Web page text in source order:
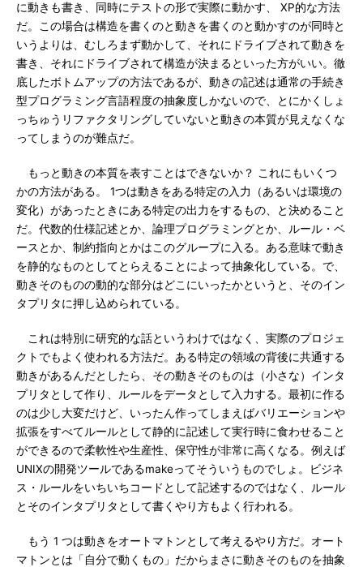
に動きも書き、同時にテストの形で実際に動かす、 XP的な方法
だ。この場合は構造を書くのと動きを書くのと動かすのが同時と
いうよりは、むしろまず動かして、それにドライブされて動きを
書き、それにドライブされて構造が決まるといった方がいい。徹
底したボトムアップの方法であるが、動きの記述は通常の手続き
型プログラミング言語程度の抽象度しかないので、とにかくしょ
っちゅうリファクタリングしていないと動きの本質が見えなくな
ってしまうのが難点だ。
もっと動きの本質を表すことはできないか？ これにもいくつ
かの方法がある。 1つは動きをある特定の入力（あるいは環境の
変化）があったときにある特定の出力をするもの、と決めること
だ。代数的仕様記述とか、論理プログラミングとか、ルール・ベ
ースとか、制約指向とかはこのグループに入る。ある意味で動き
を静的なものとしてとらえることによって抽象化している。で、
動きそのものの動的な部分はどこにいったかというと、そのイン
タプリタに押し込められている。
これは特別に研究的な話というわけではなく、実際のプロジェ
クトでもよく使われる方法だ。ある特定の領域の背後に共通する
動きがあるんだとしたら、その動きそのものは（小さな）インタ
プリタとして作り、ルールをデータとして入力する。最初に作る
のは少し大変だけど、いったん作ってしまえばバリエーションや
拡張をすべてルールとして静的に記述して実行時に食わせること
ができるので柔軟性や生産性、保守性が非常に高くなる。例えば
UNIXの開発ツールであるmakeってそういうものでしょ。ビジネ
ス・ルールをいちいちコードとして記述するのではなく、ルール
とそのインタプリタとして書くやり方もよく行われる。
もう 1 つは動きをオートマトンとして考えるやり方だ。オート
マトンとは「自分で動くもの」だからまさに動きそのものを抽象